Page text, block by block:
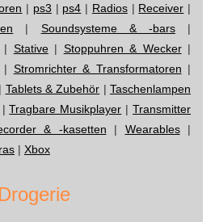
| ps3 | ps4 | Radios| Receiver |
| Soundsysteme & -bars|
Stative| Stoppuhren & Wecker|
Stromrichter & Transformatoren |
Tablets & Zubehör | Taschenlampen
|Tragbare Musikplayer | Transmitter
& -kasetten | Wearables|
| Xbox
Drogerie